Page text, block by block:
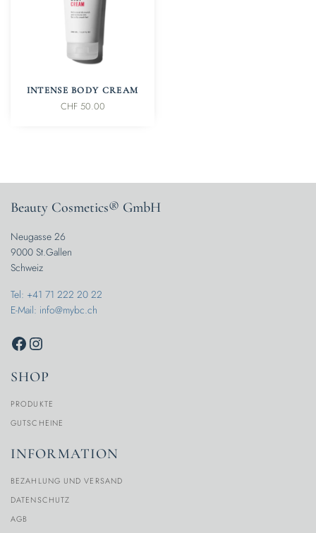
IN DEN WARENKORB
INTENSE BODY CREAM
CHF50.00
Beauty Cosmetics® GmbH
Neugasse 26
9000 St.Gallen
Schweiz
Tel: +41 71 222 20 22
E-Mail: info@mybc.ch
SHOP
PRODUKTE
GUTSCHEINE
INFORMATION
BEZAHLUNG UND VERSAND
DATENSCHUTZ
AGB